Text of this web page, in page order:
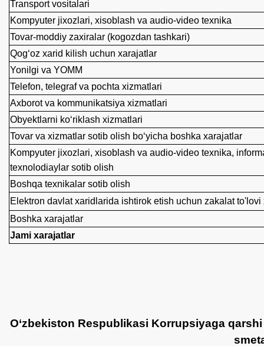
Transport vositalari
Kompyuter jixozlari, xisoblash va audio-video texnika
Tovar-moddiy zaxiralar (kogozdan tashkari)
Qog‘oz xarid kilish uchun xarajatlar
Yonilgi va YOMM
Telefon, telegraf va pochta xizmatlari
Axborot va kommunikatsiya xizmatlari
Obyektlarni ko‘riklash xizmatlari
Tovar va xizmatlar sotib olish bo‘yicha boshka xarajatlar
Kompyuter jixozlari, xisoblash va audio-video texnika,
texnolodiaylar sotib olish
Boshqa texnikalar sotib olish
Elektron davlat xaridlarida ishtirok etish uchun zakalat
Boshka xarajatlar
Jami xarajatlar
O‘zbekiston Respublikasi Korrupsiyaga